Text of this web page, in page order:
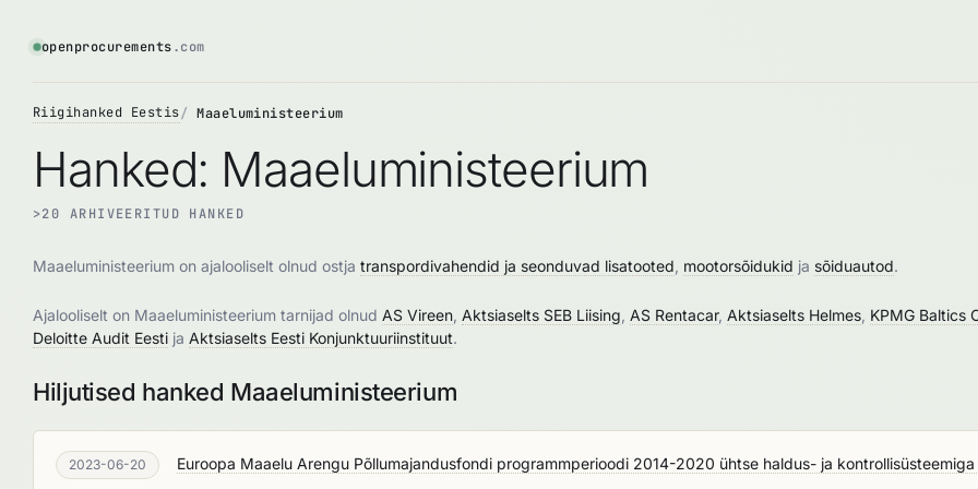
openprocurements.com
Riigihanked Eestis Maaeluministeerium
Hanked: Maaeluministeerium
>20 ARHIVEERITUD HANKED
Maaeluministeerium on ajalooliselt olnud ostja transpordivahendid ja seonduvad lisatooted mootorsõidukid ja sõiduautod.
Ajalooliselt on Maaeluministeerium tarnijad olnud AS Vireen Aktsiaselts SEB Liising AS Rentacar, Aktsiaselts Helmes KPMG Baltics
Deloitte Audit Eesti ja Aktsiaselts Eesti Konjunktuuriinstituut.
Hiljutised hanked Maaeluministeerium
2023-06-20 Euroopa Maaelu Arengu Põllumajandusfondi programmperioodi 2014-2020 ühtse haldus- ja